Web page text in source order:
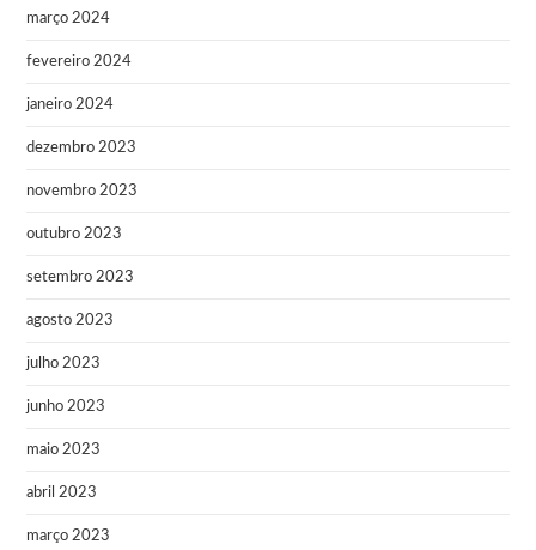
março 2024
fevereiro 2024
janeiro 2024
dezembro 2023
novembro 2023
outubro 2023
setembro 2023
agosto 2023
julho 2023
junho 2023
maio 2023
abril 2023
março 2023